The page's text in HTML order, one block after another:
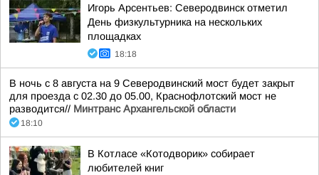
Игорь Арсентьев: Северодвинск отметил
День физкультурника на нескольких
площадках
18:18
В ночь с 8 августа на 9 Северодвинский мост будет закрыт
для проезда с 02.30 до 05.00, Краснофлотский мост не
разводится// Минтранс Архангельской области
18:10
В Котласе «Котодворик» собирает
любителей книг